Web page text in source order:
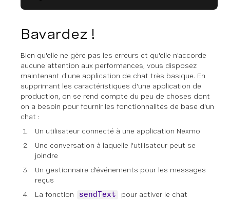
Bavardez !
Bien qu'elle ne gère pas les erreurs et qu'elle n'accorde
aucune attention aux performances, vous disposez
maintenant d'une application de chat très basique. En
supprimant les caractéristiques d'une application de
production, on se rend compte du peu de choses dont
on a besoin pour fournir les fonctionnalités de base d'un
chat :
Un utilisateur connecté à une application Nexmo
Une conversation à laquelle l'utilisateur peut se
joindre
Un gestionnaire d'événements pour les messages
reçus
La fonction
sendText pour activer le chat